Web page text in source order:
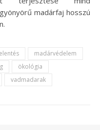
madárfaj hosszú
madárvédelem
ökológia
vadmadarak